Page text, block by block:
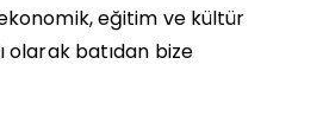
eğitim ve kültür
olarak batıdan bize